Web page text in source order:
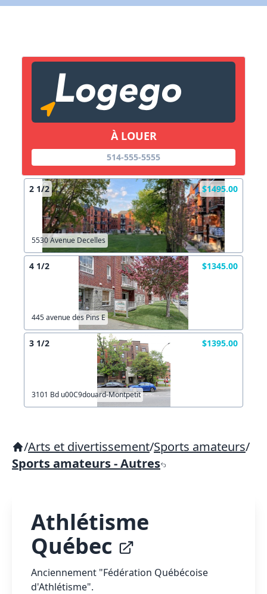
À LOUER
514-555-5555
2 1/2 $1495.00
5530 Avenue Decelles
4 1/2 $1345.00
445 avenue des Pins E
3 1/2 $1395.00
3101 Bd u00C9douard-Montpetit
/Arts et divertissement/Sports amateurs/
Sports amateurs - Autres
Athlétisme
Québec
Anciennement "Fédération Québécoise
d'Athlétisme".
Lien vers inscription (sera inclus dans courriel)
Copier lien
X Fermer
X Fermer